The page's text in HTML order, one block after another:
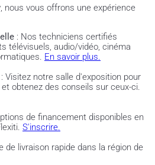
, nous vous offrons une expérience
: Nos techniciens certifiés
télévisuels, audio/vidéo, cinéma
En savoir plus.
: Visitez notre salle d'exposition pour
obtenez des conseils sur ceux-ci.
de financement disponibles en
S'inscrire.
de livraison rapide dans la région de